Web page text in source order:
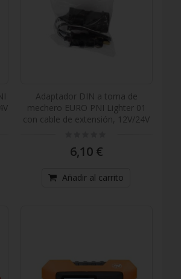
Adaptador DIN a toma de
mechero EURO PNI Lighter 01
con cable de extensión, 12V/24V
6,10 €
Añadir al carrito